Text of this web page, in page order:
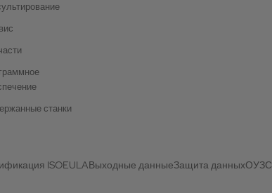
станки
ISOEULAВыходные данныеЗащита данныхОУЗС